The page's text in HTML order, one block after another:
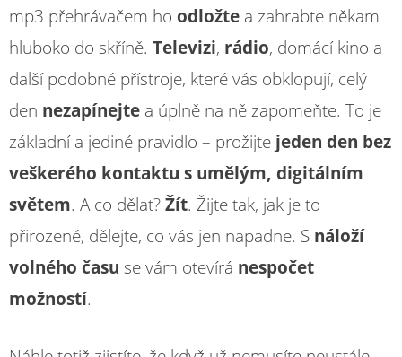
mp3 přehrávačem ho odložte a zahrabte někam
hluboko do skříně. Televizi, rádio, domácí kino a
další podobné přístroje, které vás obklopují, celý
den nezapínejte a úplně na ně zapomeňte. To je
základní a jediné pravidlo – prožijte jeden den bez
veškerého kontaktu s umělým, digitálním
světem. A co dělat?Žít. Žijte tak, jak je to
přirozené, dělejte, co vás jen napadne. S náloží
volného času se vám otevírá nespočet
možností.